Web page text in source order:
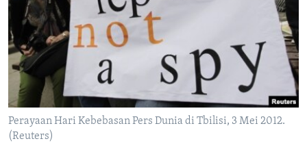
Perayaan Hari Kebebasan Pers Dunia di Tbilisi, 3 Mei 2012.
(Reuters)